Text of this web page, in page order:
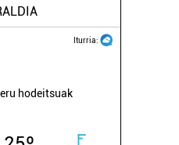
Iturria:
hodeitsuak